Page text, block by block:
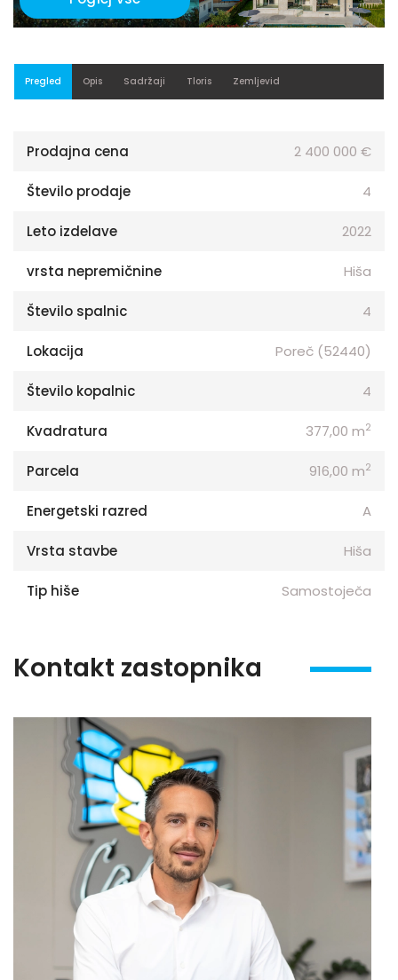
Pregled Opis Sadržaji Tloris Zemljevid
Prodajna cena 2 400 000 €
Število prodaje 4
Leto izdelave 2022
vrsta nepremičnine Hiša
Število spalnic 4
Lokacija Poreč (52440)
Število kopalnic 4
Kvadratura 377,00 m2
Parcela 916,00 m2
Energetski razred A
Vrsta stavbe Hiša
Tip hiše Samostoječa
Kontakt zastopnika